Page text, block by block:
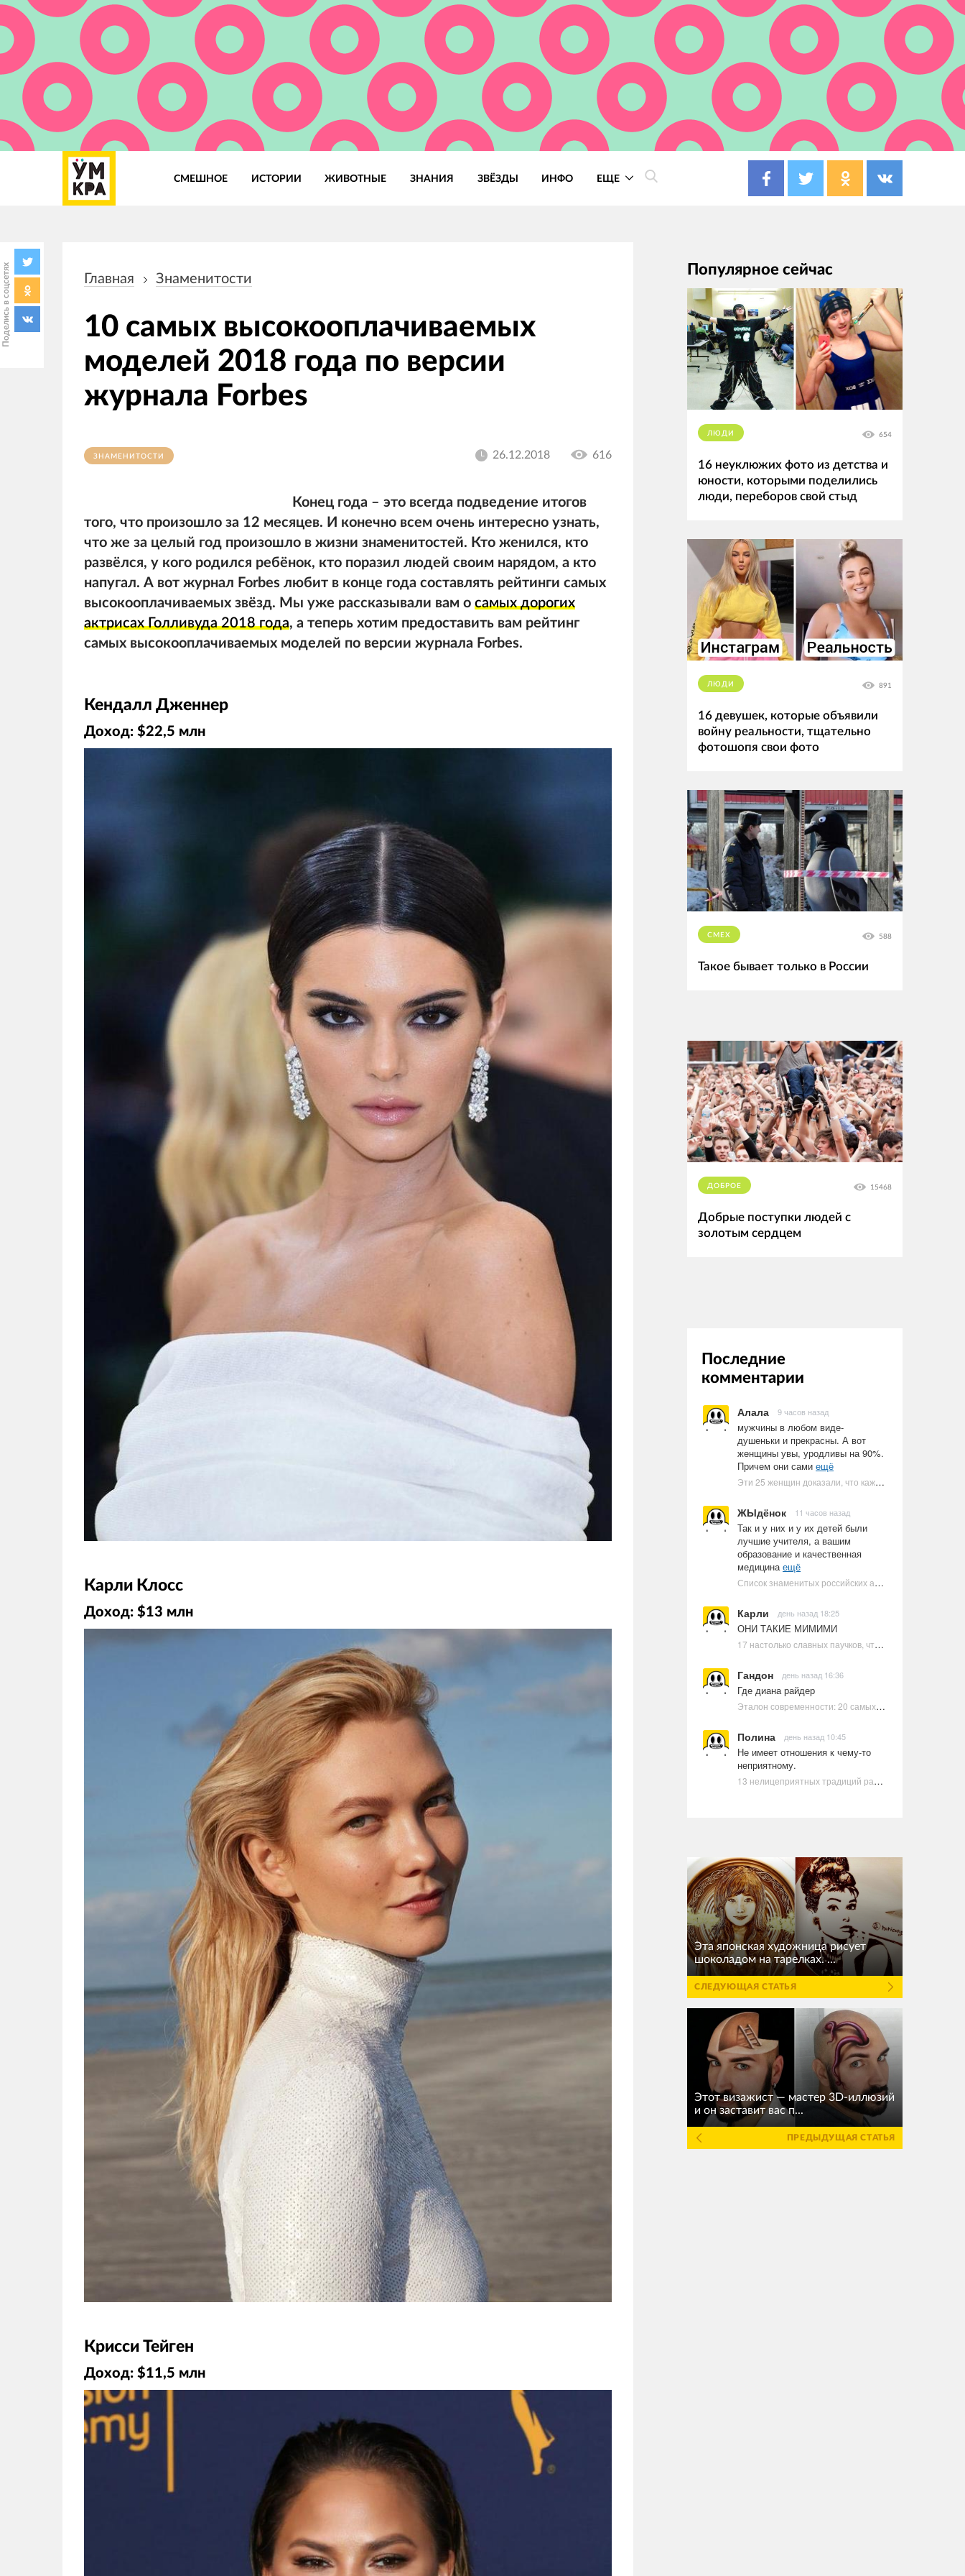
СМЕШНОЕ ИСТОРИИ ЖИВОТНЫЕ ЗНАНИЯ ЗВЁЗДЫ ИНФО ЕЩЕ
Поделись в соцсетях навигации
Главная Знаменитости
10 самых высокооплачиваемых
моделей 2018 года по версии
журнала Forbes
ЗНАМЕНИТОСТИ 26.12.2018 616
Конец года – это всегда подведение итогов
того, что произошло за 12 месяцев. И конечно всем очень интересно узнать,
что же за целый год произошло в жизни знаменитостей. Кто женился, кто
развёлся, у кого родился ребёнок, кто поразил людей своим нарядом, а кто
напугал. А вот журнал Forbes любит в конце года составлять рейтинги самых
высокооплачиваемых звёзд. Мы уже рассказывали вам о самых дорогих
актрисах Голливуда 2018 года, а теперь хотим предоставить вам рейтинг
самых высокооплачиваемых моделей по версии журнала Forbes.
Кендалл Дженнер
Доход: $22,5 млн
Карли Клосс
Доход: $13 млн
Крисси Тейген
Доход: $11,5 млн
Популярное сейчас
ЛЮДИ 654
16 неуклюжих фото из детства и
юности, которыми поделились
люди, переборов свой стыд
ЛЮДИ 891
16 девушек, которые объявили
войну реальности, тщательно
фотошопя свои фото
СМЕХ 588
Такое бывает только в России
ДОБРОЕ 15468
Добрые поступки людей с
золотым сердцем
Последние
комментарии
Алала 9 часов назад
мужчины в любом виде-
душеньки и прекрасны. А вот
женщины увы, уродливы на 90%.
Причем они сами ещё
Эти 25 женщин доказали, что каждое тело имеет право быть в бикини
ЖЫдёнок 11 часов назад
Так и у них и у их детей были
лучшие учителя, а вашим
образование и качественная
медицинаещё
Список знаменитых российских артистов-евреев | Ультрамарин
Карли день назад 18:25
ОНИ ТАКИЕ МИМИМИ
17 настолько славных паучков, что даже у арахнофобов появится желание их погладить
Гандон день назад 16:36
Где диана райдер
Эталон современности: 20 самых красивых и привлекательных актрис Голливуда, по мнению Google | Ультрамарин
Полина день назад 10:45
Не имеет отношения к чему-то
неприятному.
13 нелицеприятных традиций разных стран, которые могут шокировать неподготовленного человека
Эта японская художница рисует
шоколадом на тарелках. ...
СЛЕДУЮЩАЯ СТАТЬЯ
Этот визажист — мастер 3D-иллюзий
и он заставит вас п...
ПРЕДЫДУЩАЯ СТАТЬЯ